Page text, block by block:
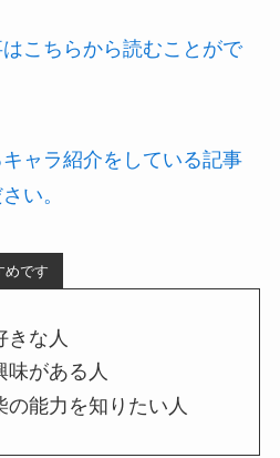
こちらから読むことがで
ャラ紹介をしている記事
い。
めです
きな人
味がある人
の能力を知りたい人